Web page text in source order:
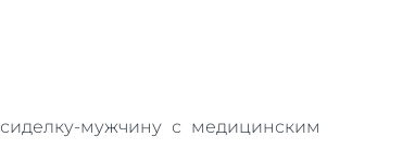
мужчину с медицинским